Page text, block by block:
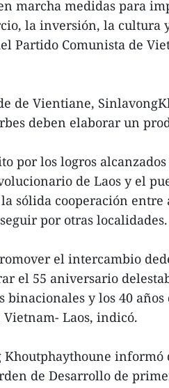
marcha medidas para
la inversión, la cultura
Partido Comunista de
de Vientiane,
deben elaborar un
por los logros
de Laos y el
sólida cooperación entre
por otras localidades.
el intercambio
el 55 aniversario
binacionales y los 40
Laos, indicó.
Khoutphaythoune informó
de Desarrollo de